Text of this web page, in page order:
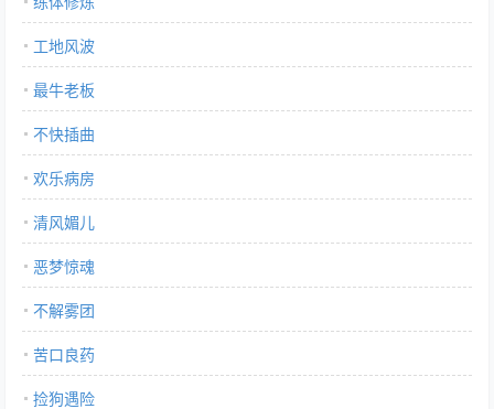
工地风波
最牛老板
不快插曲
欢乐病房
清风媚儿
恶梦惊魂
不解雾团
苦口良药
捡狗遇险